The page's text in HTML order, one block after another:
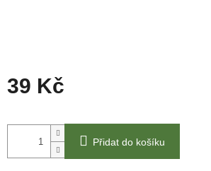
39 Kč
cena:
Přidat do košíku